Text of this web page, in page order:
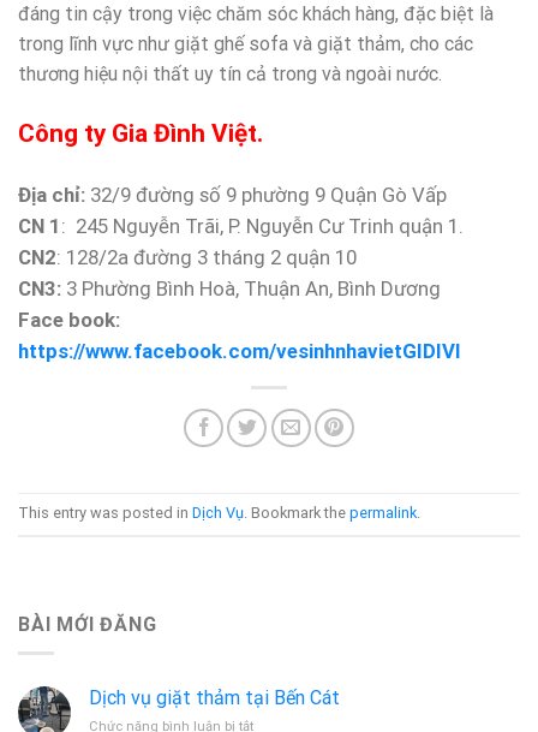
đáng tin cậy trong việc chăm sóc khách hàng, đặc biệt là
trong lĩnh vực như giặt ghế sofa và giặt thảm, cho các
thương hiệu nội thất uy tín cả trong và ngoài nước.
Công ty Gia Đình Việt.
Địa chỉ: 32/9 đường số 9 phường 9 Quận Gò Vấp
CN 1 : 245 Nguyễn Trãi, P. Nguyễn Cư Trinh quận 1.
CN2: 128/2a đường 3 tháng 2 quận 10
CN3: 3 Phường Bình Hoà, Thuận An, Bình Dương
Face book:
https://www.facebook.com/vesinhnhavietGIDIVI
This entry was posted in Dịch Vụ. Bookmark the permalink.
BÀI MỚI ĐĂNG
Dịch vụ giặt thảm tại Bến Cát
Chức năng bình luận bị tắtở